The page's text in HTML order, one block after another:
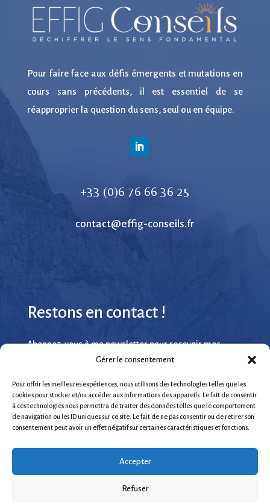
Gérer le consentement
Pour offrir les meilleures expériences, nous utilisons des technologies telles que les
cookies pour stocker et/ou accéder aux informations des appareils. Le fait de consentir
à ces technologies nous permettra de traiter des données telles que le comportement
de navigation ou les ID uniques sur ce site. Le fait de ne pas consentir ou de retirer son
consentement peut avoir un effet négatif sur certaines caractéristiques et fonctions.
Accepter
Refuser
Pour faire face aux défis émergents et mutations en
cours sans précédents, il est essentiel de se
réapproprier la question du sens, seul ou en équipe.
+33 (0)6 76 66 36 25
contact@effig-conseils.fr
Restons en contact !
Abonnez-vous à ma newsletter pour recevoir mes
derniers articles de blog
S'ABONNER
- Tous droits réservés - EFFIG Conseils 2026 -